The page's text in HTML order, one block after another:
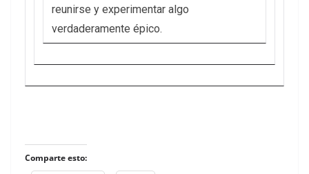
reunirse y experimentar algo
verdaderamente épico.
Comparte esto: